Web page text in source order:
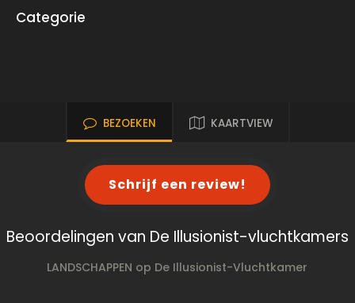
Categorie
BEZOEKEN KAARTVIEW
Schrijf een review!
Beoordelingen van De Illusionist-vluchtkamers
LANDSCHAPPEN op De Illusionist-Vluchtkamer